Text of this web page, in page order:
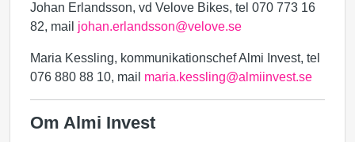
Johan Erlandsson, vd Velove Bikes, tel 070 773 16
82, mail johan.erlandsson@velove.se
Maria Kessling, kommunikationschef Almi Invest, tel
076 880 88 10, mail maria.kessling@almiinvest.se
Om Almi Invest